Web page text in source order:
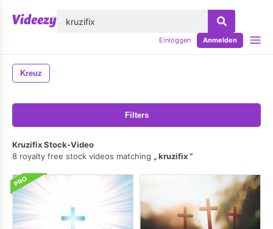
Einloggen Anmelden
Kreuz
Filters
Kruzifix Stock-Video
8 royalty free stock videos matching
kruzifix